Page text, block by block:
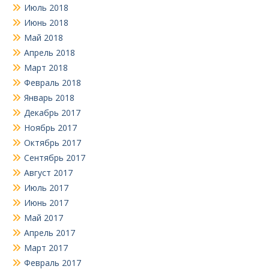
Июль 2018
Июнь 2018
Май 2018
Апрель 2018
Март 2018
Февраль 2018
Январь 2018
Декабрь 2017
Ноябрь 2017
Октябрь 2017
Сентябрь 2017
Август 2017
Июль 2017
Июнь 2017
Май 2017
Апрель 2017
Март 2017
Февраль 2017